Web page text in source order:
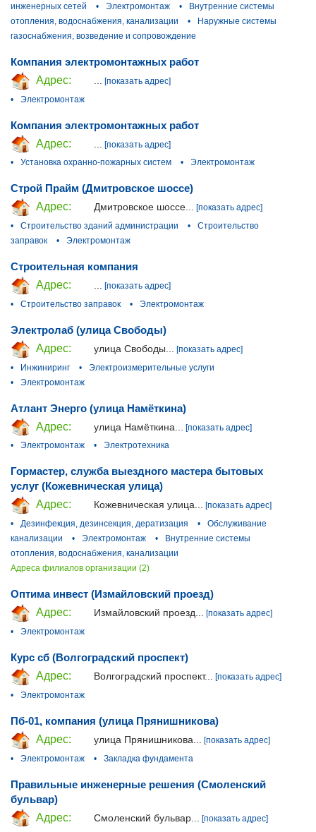
инженерных сетей
• Электромонтаж •
Внутренние системы
отопления, водоснабжения, канализации
•
Наружные системы
газоснабжения, возведение и сопровождение
Компания электромонтажных работ
Адрес:
[показать адрес]
•
Электромонтаж
Компания электромонтажных работ
Адрес:
[показать адрес]
•
Установка охранно-пожарных систем • Электромонтаж
Строй Прайм (Дмитровское шоссе)
Адрес:
Дмитровское шоссе... [показать адрес]
•
Строительство зданий администрации •
Строительство
заправок
• Электромонтаж
Строительная компания
Адрес:
[показать адрес]
•
Строительство заправок • Электромонтаж
Электролаб (улица Свободы)
Адрес:
улица Свободы...
[показать адрес]
•
Инжиниринг •
Электроизмерительные услуги
•
Электромонтаж
Атлант Энерго (улица Намёткина)
Адрес:
улица Намёткина...
[показать адрес]
•
Электромонтаж • Электротехника
Гормастер, служба выездного мастера бытовых
услуг (Кожевническая улица)
Адрес:
Кожевническая улица... [показать адрес]
•
Дезинфекция, дезинсекция, дератизация •
Обслуживание
канализации
• Электромонтаж •
Внутренние системы
отопления, водоснабжения, канализации
Адреса филиалов организации (2)
Оптима инвест (Измайловский проезд)
Адрес:
Измайловский проезд... [показать адрес]
•
Электромонтаж
Курс сб (Волгоградский проспект)
Адрес:
Волгоградский проспект...
[показать адрес]
•
Электромонтаж
Пб-01, компания (улица Прянишникова)
Адрес:
улица Прянишникова...
[показать адрес]
•
Электромонтаж • Закладка фундамента
Правильные инженерные решения (Смоленский
бульвар)
Адрес:
Смоленский бульвар...
[показать адрес]